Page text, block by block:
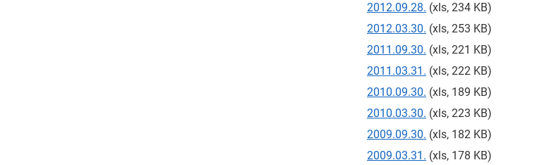
2012.09.28. (xls, 234 KB)
2012.03.30. (xls, 253 KB)
2011.09.30. (xls, 221 KB)
2011.03.31. (xls, 222 KB)
2010.09.30. (xls, 189 KB)
2010.03.30. (xls, 223 KB)
2009.09.30. (xls, 182 KB)
2009.03.31. (xls, 178 KB)